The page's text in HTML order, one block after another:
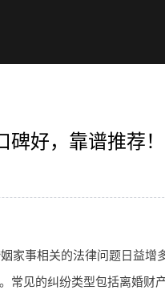
好，靠谱推荐！
家事相关的法律问题日益增
常见的纠纷类型包括离婚财